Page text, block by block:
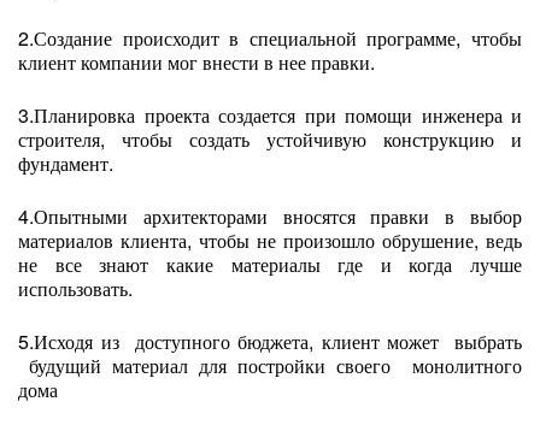
2.Создание происходит в специальной программе, чтобы
клиент компании мог внести в нее правки.
3.Планировка проекта создается при помощи инженера и
строителя, чтобы создать устойчивую конструкцию и
фундамент.
4.Опытными архитекторами вносятся правки в выбор
материалов клиента, чтобы не произошло обрушение, ведь
не все знают какие материалы где и когда лучше
использовать.
5.Исходя из доступного бюджета, клиент может выбрать
будущий материал для постройки своего монолитного
дома